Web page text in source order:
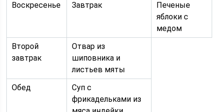
Воскресенье
Завтрак
Печеные
яблоки с
медом
Второй
завтрак
Отвар из
шиповника и
листьев мяты
Обед
Суп с
фрикадельками из